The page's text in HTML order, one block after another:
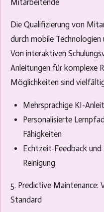
Mitarbeitende
Die Qualifizierung von
durch mobile
Von interaktiven
Anleitungen für komplexe
Möglichkeiten sind
Mehrsprachige KI-
Personalisierte
Fähigkeiten
Echtzeit-Feedback
Reinigung
5. Predictive Maintenance:
Standard